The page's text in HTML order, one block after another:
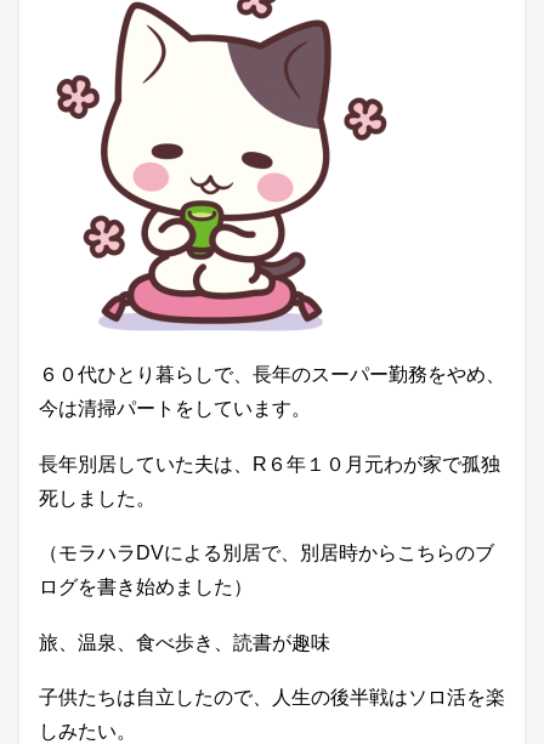
６０代ひとり暮らしで、長年のスーパー勤務をやめ、
今は清掃パートをしています。
長年別居していた夫は、R６年１０月元わが家で孤独
死しました。
（モラハラDVによる別居で、別居時からこちらのブ
ログを書き始めました）
旅、温泉、食べ歩き、読書が趣味
子供たちは自立したので、人生の後半戦はソロ活を楽
しみたい。